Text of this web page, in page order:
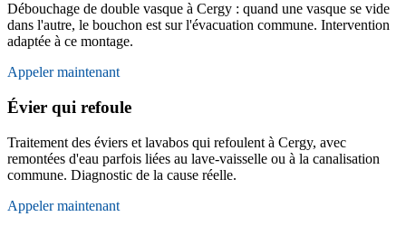
Débouchage de double vasque à Cergy : quand une vasque se vide
dans l'autre, le bouchon est sur l'évacuation commune. Intervention
adaptée à ce montage.
Appeler maintenant
Évier qui refoule
Traitement des éviers et lavabos qui refoulent à Cergy, avec
remontées d'eau parfois liées au lave-vaisselle ou à la canalisation
commune. Diagnostic de la cause réelle.
Appeler maintenant